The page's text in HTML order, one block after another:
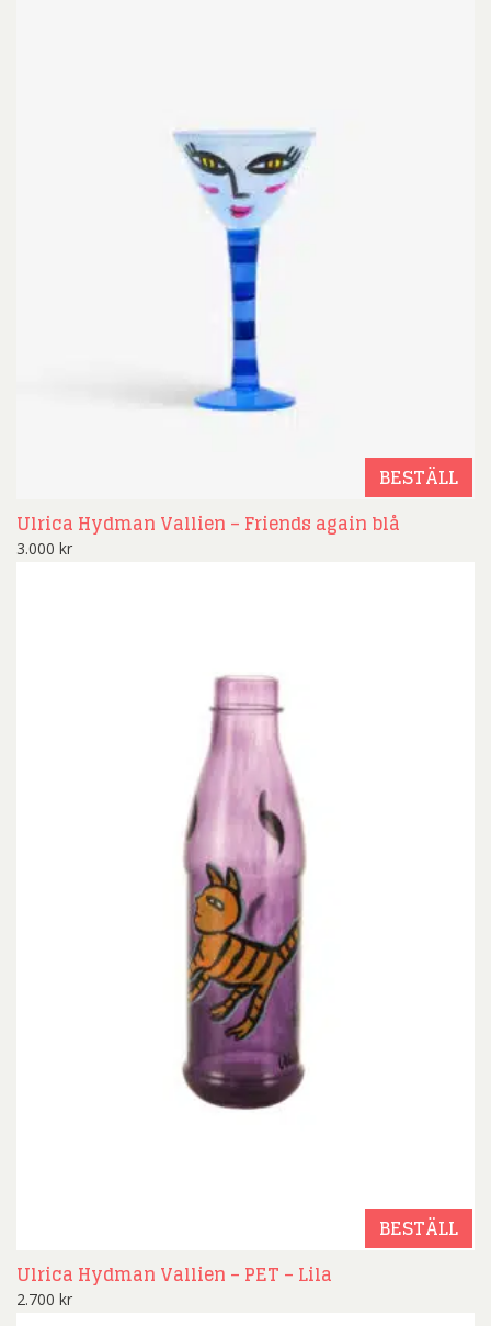
BESTÄLL
Ulrica Hydman Vallien – Friends again blå
3.000 kr
BESTÄLL
Ulrica Hydman Vallien – PET – Lila
2.700 kr